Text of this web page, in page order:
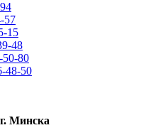
57
15
48
50-80
48-50
Минска